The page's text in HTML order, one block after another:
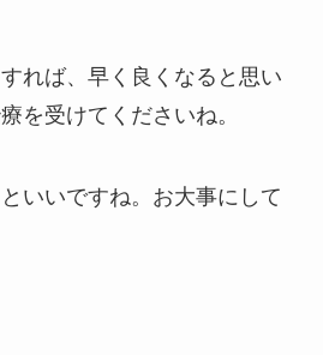
れば、早く良くなると思い
を受けてくださいね。
いいですね。お大事にして